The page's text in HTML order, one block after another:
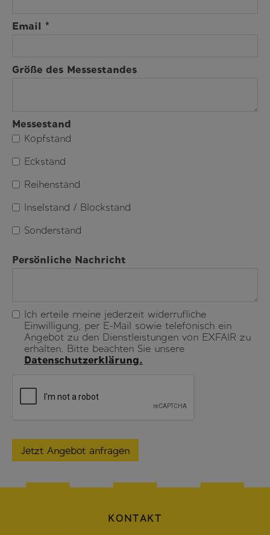
Email *
Größe des Messestandes
Messestand
Kopfstand
Eckstand
Reihenstand
Inselstand / Blockstand
Sonderstand
Persönliche Nachricht
Ich erteile meine jederzeit widerrufliche
Einwilligung, per E-Mail sowie telefonisch ein
Angebot zu den Dienstleistungen von EXFAIR zu
erhalten. Bitte beachten Sie unsere
Datenschutzerklärung.
KONTAKT